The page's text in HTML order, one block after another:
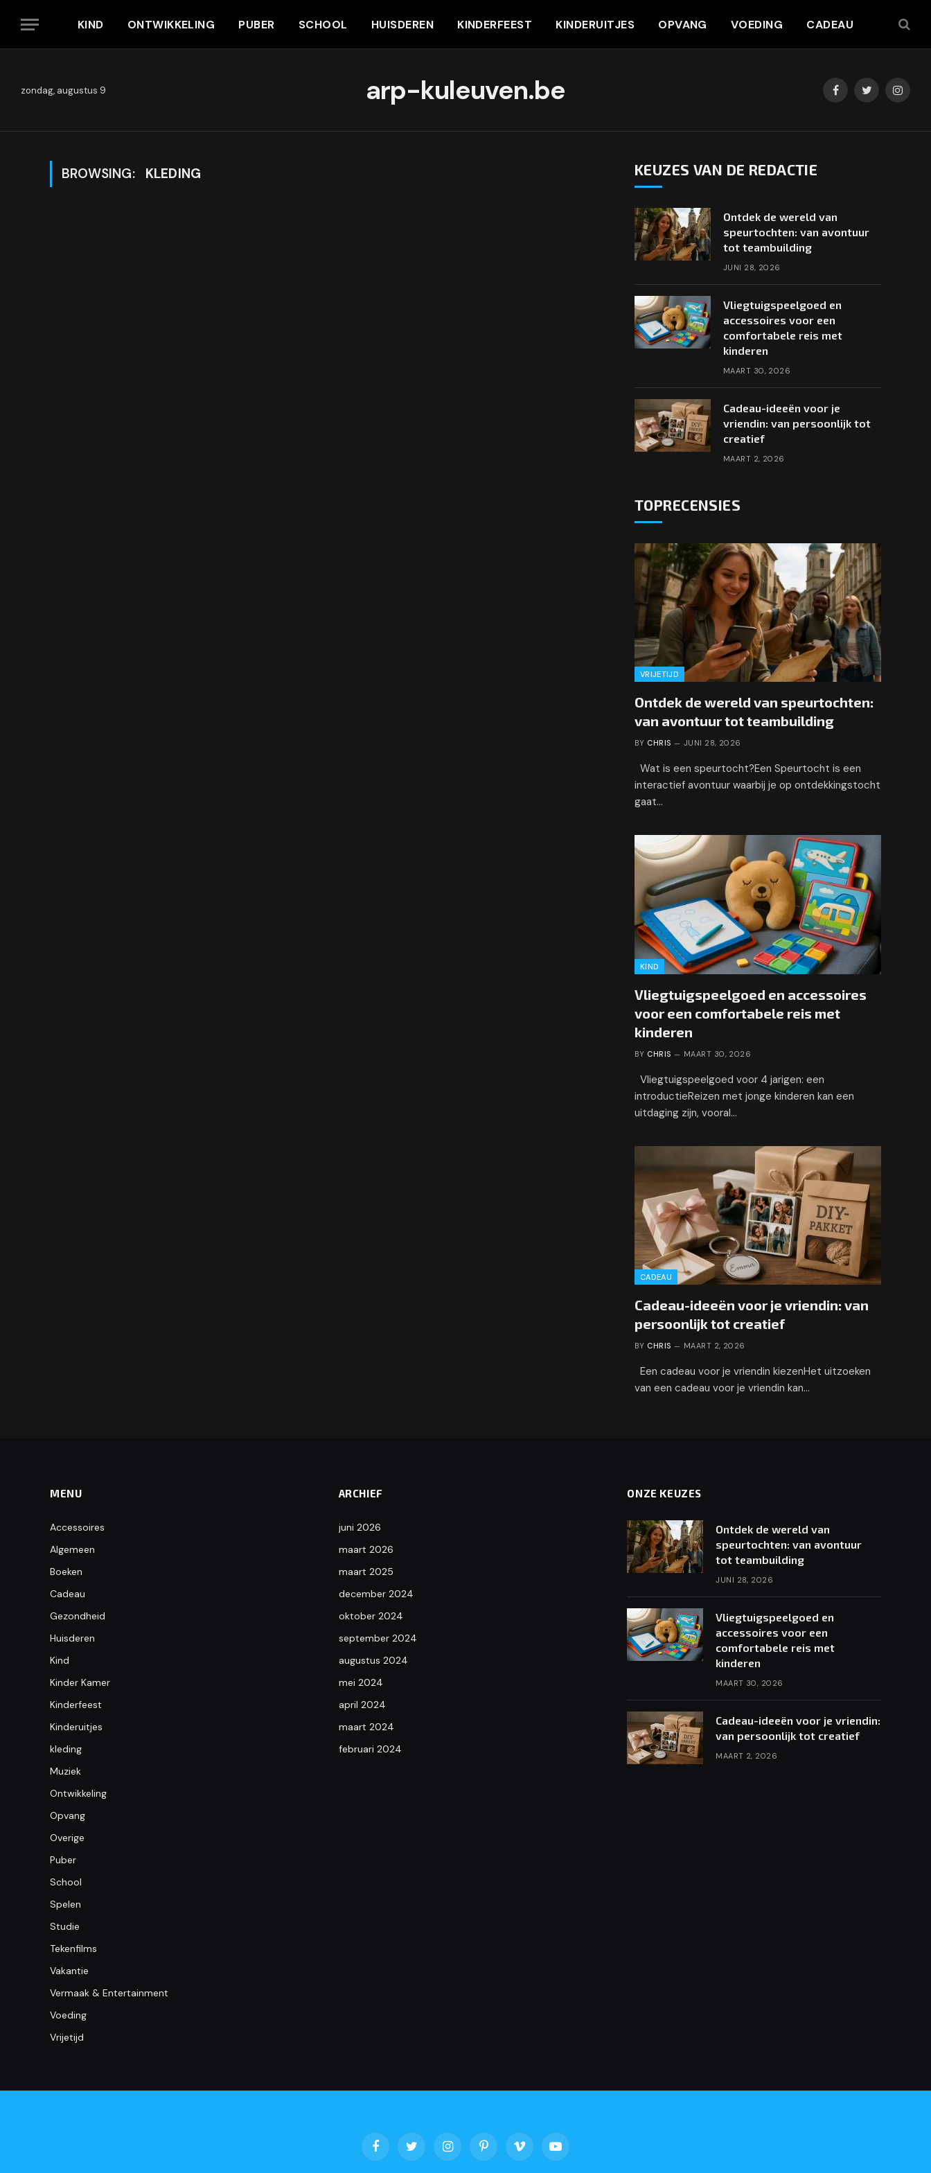
KIND ONTWIKKELING PUBER SCHOOL HUISDEREN KINDERFEEST KINDERUITJES OPVANG VOEDING CADEAU
zondag, augustus 9 arp-kuleuven.be FacebookTwitter
BROWSING: KLEDING KEUZES VAN DE REDACTIE
Ontdek de wereld van
speurtochten: van avontuur
tot teambuilding
JUNI 28, 2026
Vliegtuigspeelgoed en
accessoires voor een
comfortabele reis met
kinderen
MAART 30, 2026
Cadeau-ideeën voor je
vriendin: van persoonlijk tot
creatief
MAART 2, 2026
TOPRECENSIES
VRIJETIJD
Ontdek de wereld van speurtochten:
van avontuur tot teambuilding
BY CHRIS JUNI 28, 2026
Wat is een speurtocht?Een Speurtocht is een
interactief avontuur waarbij je op ontdekkingstocht
gaat…
KIND
Vliegtuigspeelgoed en accessoires
voor een comfortabele reis met
kinderen
BY CHRIS MAART 30, 2026
Vliegtuigspeelgoed voor 4 jarigen: een
introductieReizen met jonge kinderen kan een
uitdaging zijn, vooral…
CADEAU
Cadeau-ideeën voor je vriendin: van
persoonlijk tot creatief
BY CHRIS MAART 2, 2026
Een cadeau voor je vriendin kiezenHet uitzoeken
van een cadeau voor je vriendin kan…
MENU
Accessoires
Algemeen
Boeken
Cadeau
Gezondheid
Huisderen
Kind
Kinder Kamer
Kinderfeest
Kinderuitjes
kleding
Muziek
Ontwikkeling
Opvang
Overige
Puber
School
Spelen
Studie
Tekenfilms
Vakantie
Vermaak & Entertainment
Voeding
Vrijetijd
ARCHIEF
juni 2026
maart 2026
maart 2025
december 2024
oktober 2024
september 2024
augustus 2024
mei 2024
april 2024
maart 2024
februari 2024
ONZE KEUZES
Ontdek de wereld van
speurtochten: van avontuur
tot teambuilding
JUNI 28, 2026
Vliegtuigspeelgoed en
accessoires voor een
comfortabele reis met
kinderen
MAART 30, 2026
Cadeau-ideeën voor je vriendin:
van persoonlijk tot creatief
MAART 2, 2026
FacebookTwitter InstagramPinterestVimeo YouTube